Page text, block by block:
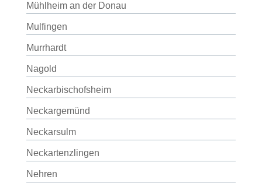
Mühlheim an der Donau
Mulfingen
Murrhardt
Nagold
Neckarbischofsheim
Neckargemünd
Neckarsulm
Neckartenzlingen
Nehren